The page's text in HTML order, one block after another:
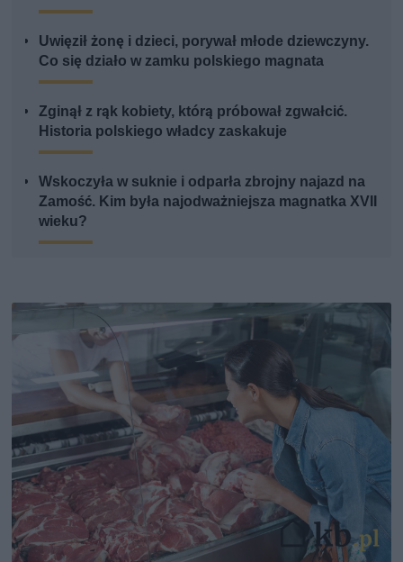
Uwięził żonę i dzieci, porywał młode dziewczyny.
Co się działo w zamku polskiego magnata
Zginął z rąk kobiety, którą próbował zgwałcić.
Historia polskiego władcy zaskakuje
Wskoczyła w suknie i odparła zbrojny najazd na
Zamość. Kim była najodważniejsza magnatka XVII
wieku?